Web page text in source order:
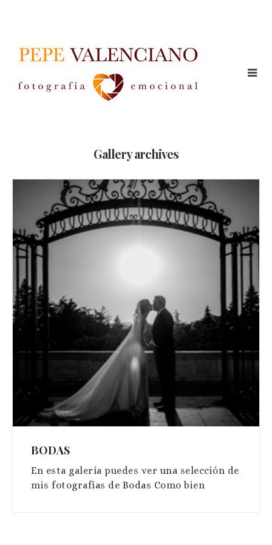
Gallery archives
BODAS
En esta galería puedes ver una selección de
mis fotografías de Bodas Como bien